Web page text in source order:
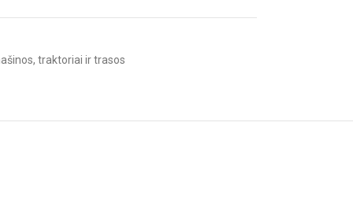
traktoriai ir trasos